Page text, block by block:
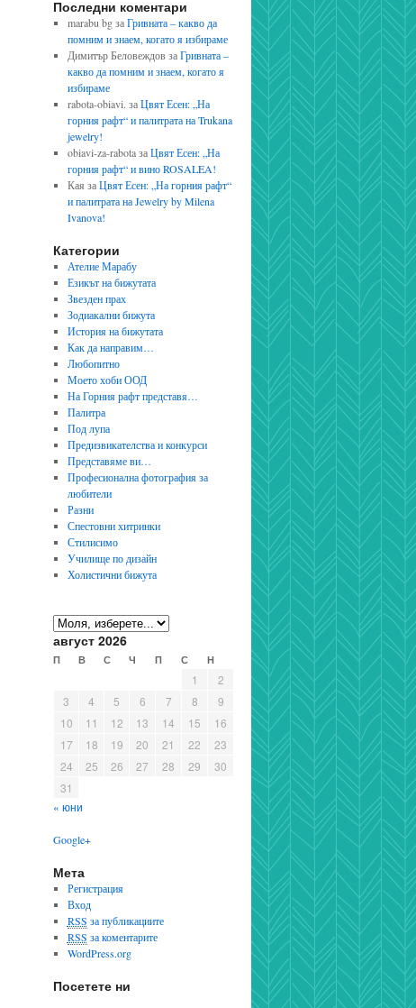
Последни коментари
marabu bgзаГривната – какво да
помним и знаем, когато я избираме
Димитър БеловеждовзаГривната –
какво да помним и знаем, когато я
избираме
rabota-obiavi. заЦвят Есен: „На
горния рафт“ и палитрата на Trukana
jewelry!
obiavi-za-rabotaзаЦвят Есен: „На
горния рафт“ и вино ROSALEA!
Кая заЦвят Есен: „На горния рафт“
и палитрата на Jewelry by Milena
Ivanova!
Категории
Ателие Марабу
Езикът на бижутата
Звезден прах
Зодиакални бижута
История на бижутата
Как да направим…
Любопитно
Моето хоби ООД
На Горния рафт представя…
Палитра
Под лупа
Предизвикателства и конкурси
Представяме ви…
Професионална фотография за
любители
Разни
Спестовни хитринки
Стилисимо
Училище по дизайн
Холистични бижута
август 2026
П В С Ч П С Н
« юни
1
2
3
4 5 6 7 8
9
10
11 12 13 14 15
16
17
18 19 20 21 22
23
24
25 26 27 28 29
30
31
Google+
Мета
Регистрация
Вход
RSS за публикациите
RSS за коментарите
WordPress.org
Посетете ни